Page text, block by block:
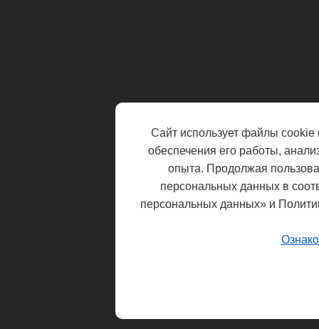
Сайт использует файлы cookie
обеспечения его работы,
опыта. Продолжая
персональных данных в
персональных данных» и